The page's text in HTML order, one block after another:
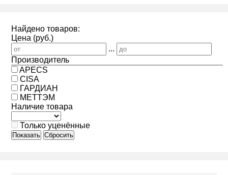
Найдено товаров:
Цена (руб.)
...
Производитель
APECS
CISA
ГАРДИАН
МЕТТЭМ
Наличие товара
Только уценённые
Показать Сбросить